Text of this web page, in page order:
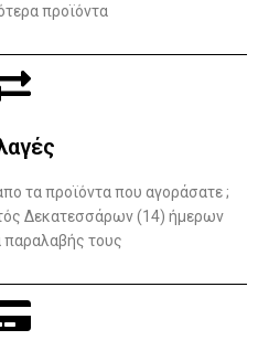
προϊόντα
τα προϊόντα που αγοράσατε ;
Δεκατεσσάρων (14) ήμερων
παραλαβής τους